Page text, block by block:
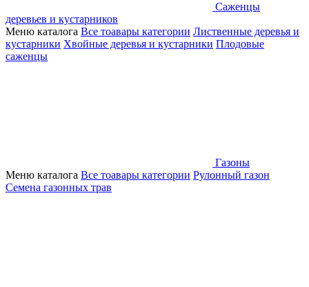
Саженцы
деревьев и кустарников
Меню каталога Все тоавары категории Лиственные деревья и
кустарники Хвойные деревья и кустарники Плодовые
саженцы
Газоны
Меню каталога Все тоавары категории Рулонный газон
Семена газонных трав